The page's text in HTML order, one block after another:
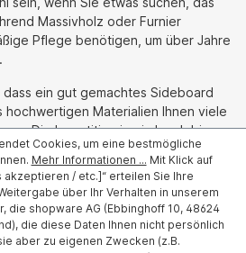
Massivholz oder Furnier
Pflege benötigen, um über Jahre
ein gut gemachtes Sideboard
hochwertigen Materialien Ihnen viele
Die Investition in ein langlebiges
lohnt sich also.
Kommoden für das
Ort in Rheine &
Cookies, um eine bestmögliche
Mehr Informationen ... Mit Klick auf
akzeptieren / etc.]“ erteilen Sie Ihre
über Ihr Verhalten in unserem
die shopware AG (Ebbinghoff 10, 48624
die diese Daten Ihnen nicht persönlich
aber zu eigenen Zwecken (z.B.